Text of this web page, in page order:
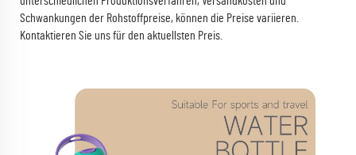
Schwankungen der Rohstoffpreise, können die Preise variieren.
Kontaktieren Sie uns für den aktuellsten Preis.